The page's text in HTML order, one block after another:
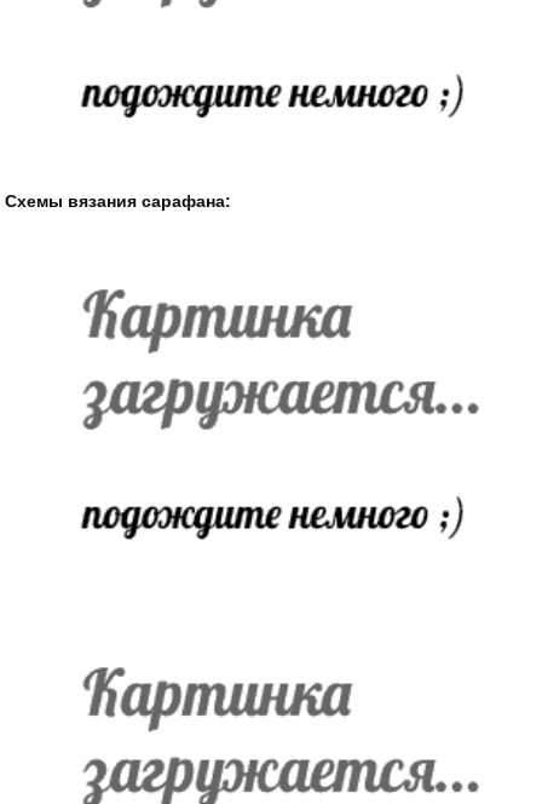
Схемы вязания сарафана: